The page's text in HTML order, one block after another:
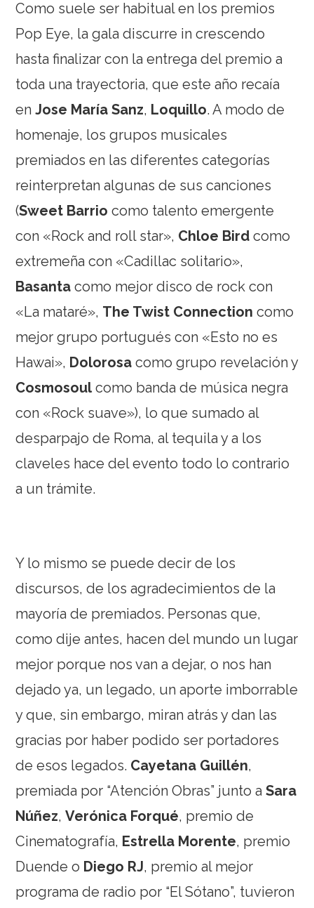
Como suele ser habitual en los premios
Pop Eye, la gala discurre in crescendo
hasta finalizar con la entrega del premio a
toda una trayectoria, que este año recaía
enJose María Sanz, Loquillo. A modo de
homenaje, los grupos musicales
premiados en las diferentes categorías
reinterpretan algunas de sus canciones
(Sweet Barrio como talento emergente
con «Rock and roll star», Chloe Bird como
extremeña con «Cadillac solitario»,
Basanta como mejor disco de rock con
«La mataré», The Twist Connection como
mejor grupo portugués con «Esto no es
Hawai», Dolorosa como grupo revelación y
Cosmosoul como banda de música negra
con «Rock suave»), lo que sumado al
desparpajo de Roma, al tequila y a los
claveles hace del evento todo lo contrario
a un trámite.
Y lo mismo se puede decir de los
discursos, de los agradecimientos de la
mayoría de premiados. Personas que,
como dije antes, hacen del mundo un lugar
mejor porque nos van a dejar, o nos han
dejado ya, un legado, un aporte imborrable
y que, sin embargo, miran atrás y dan las
gracias por haber podido ser portadores
de esos legados. Cayetana Guillén,
premiada por “Atención Obras” junto aSara
Núñez,Verónica Forqué, premio de
Cinematografía, Estrella Morente, premio
Duende o Diego RJ, premio al mejor
programa de radio por “El Sótano”, tuvieron